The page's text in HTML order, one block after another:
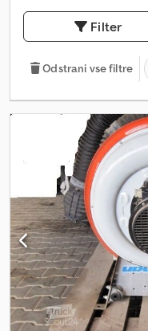
Filter
Odstrani vse filtre